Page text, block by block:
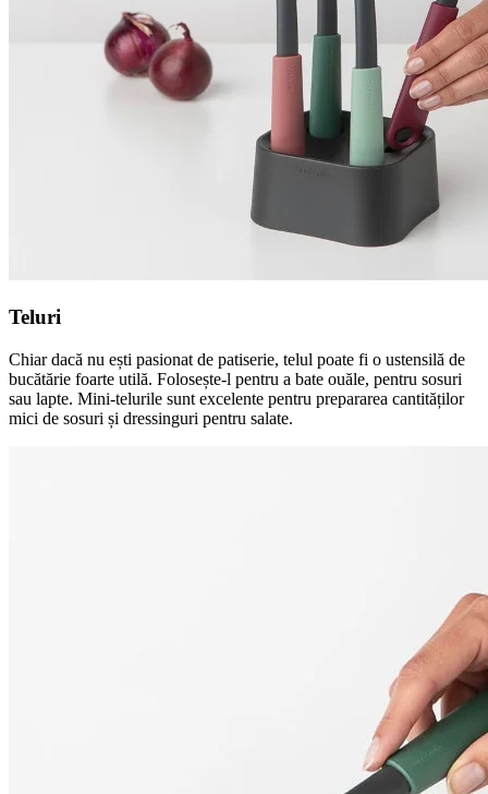
Teluri
Chiar dacă nu ești pasionat de patiserie, telul poate fi o ustensilă de
bucătărie foarte utilă. Folosește-l pentru a bate ouăle, pentru sosuri
sau lapte. Mini-telurile sunt excelente pentru prepararea cantităților
mici de sosuri și dressinguri pentru salate.